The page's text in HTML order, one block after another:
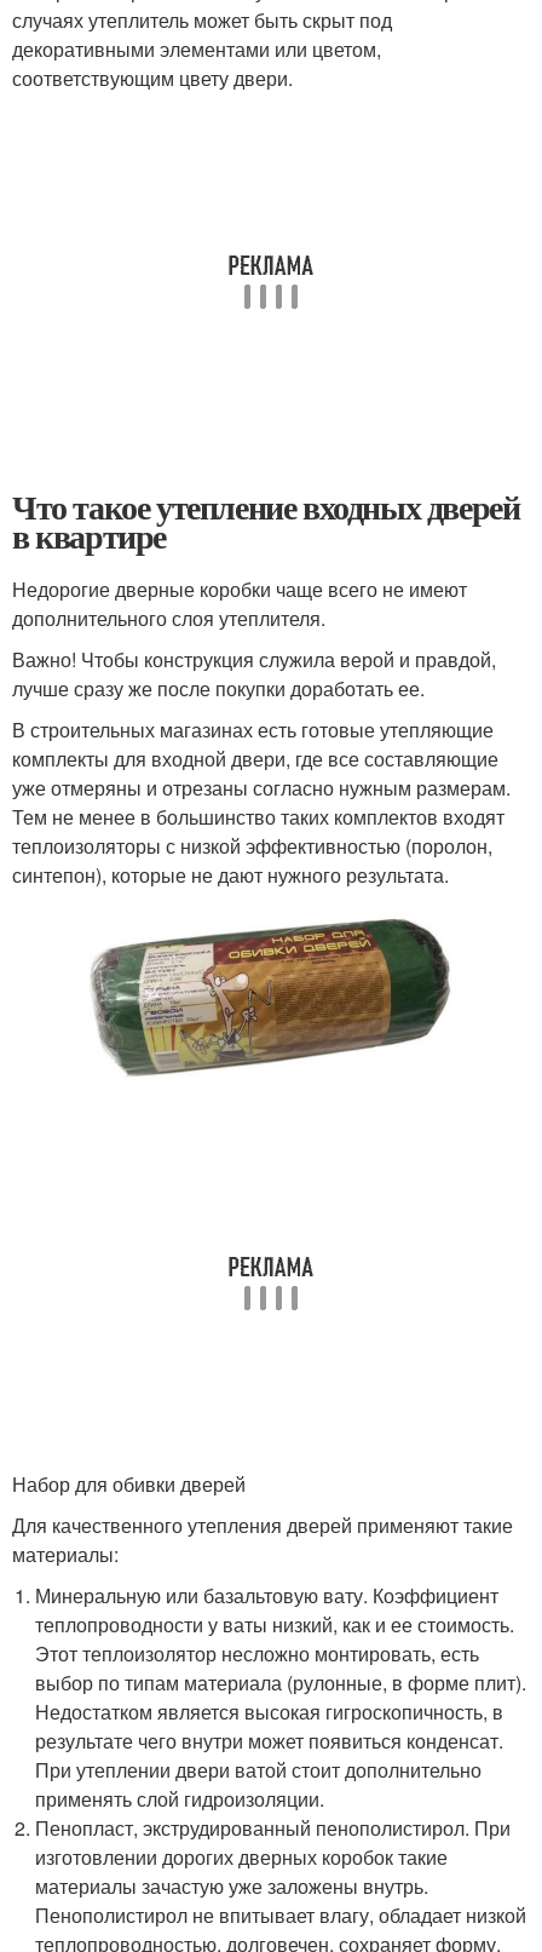
случаях утеплитель может быть скрыт под
декоративными элементами или цветом,
соответствующим цвету двери.
Что такое утепление входных дверей
в квартире
Недорогие дверные коробки чаще всего не имеют
дополнительного слоя утеплителя.
Важно! Чтобы конструкция служила верой и правдой,
лучше сразу же после покупки доработать ее.
В строительных магазинах есть готовые утепляющие
комплекты для входной двери, где все составляющие
уже отмеряны и отрезаны согласно нужным размерам.
Тем не менее в большинство таких комплектов входят
теплоизоляторы с низкой эффективностью (поролон,
синтепон), которые не дают нужного результата.
Набор для обивки дверей
Для качественного утепления дверей применяют такие
материалы:
Минеральную или базальтовую вату. Коэффициент
теплопроводности у ваты низкий, как и ее стоимость.
Этот теплоизолятор несложно монтировать, есть
выбор по типам материала (рулонные, в форме плит).
Недостатком является высокая гигроскопичность, в
результате чего внутри может появиться конденсат.
При утеплении двери ватой стоит дополнительно
применять слой гидроизоляции.
Пенопласт, экструдированный пенополистирол. При
изготовлении дорогих дверных коробок такие
материалы зачастую уже заложены внутрь.
Пенополистирол не впитывает влагу, обладает низкой
теплопроводностью, долговечен, сохраняет форму.